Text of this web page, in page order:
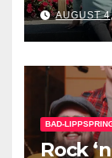
AUGUST
BAD-
Rock